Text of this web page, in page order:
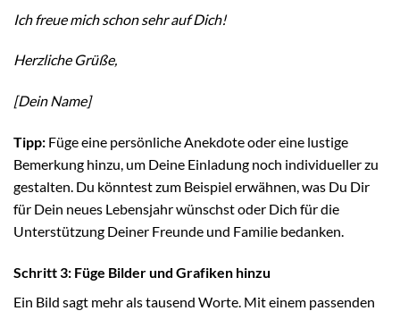
Ich freue mich schon sehr auf Dich!
Herzliche Grüße,
[Dein Name]
Tipp: Füge eine persönliche Anekdote oder eine lustige
Bemerkung hinzu, um Deine Einladung noch individueller zu
gestalten. Du könntest zum Beispiel erwähnen, was Du Dir
für Dein neues Lebensjahr wünschst oder Dich für die
Unterstützung Deiner Freunde und Familie bedanken.
Schritt 3: Füge Bilder und Grafiken hinzu
Ein Bild sagt mehr als tausend Worte. Mit einem passenden